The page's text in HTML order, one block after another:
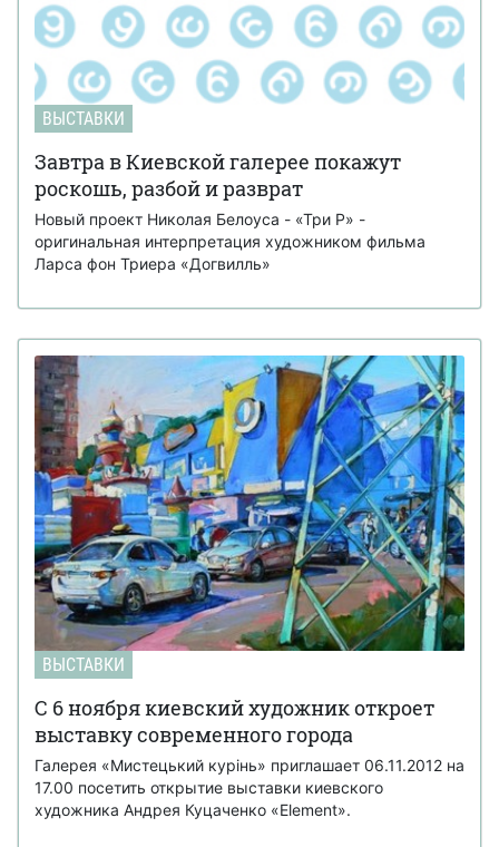
ВЫСТАВКИ
Завтра в Киевской галерее покажут
роскошь, разбой и разврат
Новый проект Николая Белоуса - «Три Р» -
оригинальная интерпретация художником фильма
Ларса фон Триера «Догвилль»
ВЫСТАВКИ
С 6 ноября киевский художник откроет
выставку современного города
Галерея «Мистецький курінь» приглашает 06.11.2012 на
17.00 посетить открытие выставки киевского
художника Андрея Куцаченко «Element».